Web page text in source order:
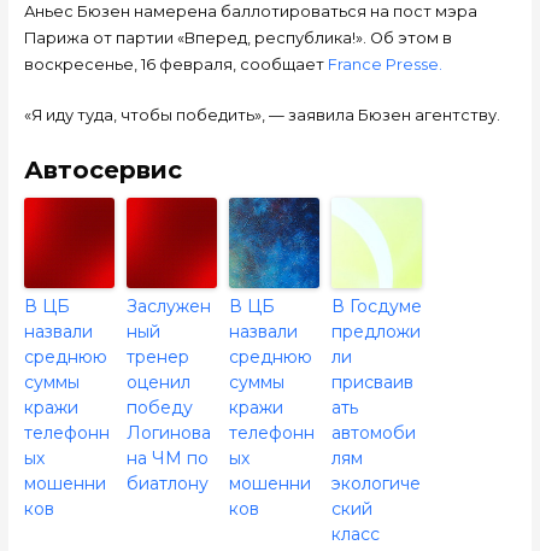
Аньес Бюзен намерена баллотироваться на пост мэра
Парижа от партии «Вперед, республика!». Об этом в
воскресенье, 16 февраля, сообщает France Presse.
«Я иду туда, чтобы победить», — заявила Бюзен агентству.
Автосервис
В ЦБ
назвали
среднюю
суммы
кражи
телефонн
ых
мошенни
ков
Заслужен
ный
тренер
оценил
победу
Логинова
на ЧМ по
биатлону
В ЦБ
назвали
среднюю
суммы
кражи
телефонн
ых
мошенни
ков
В Госдуме
предложи
ли
присваив
ать
автомоби
лям
экологиче
ский
класс